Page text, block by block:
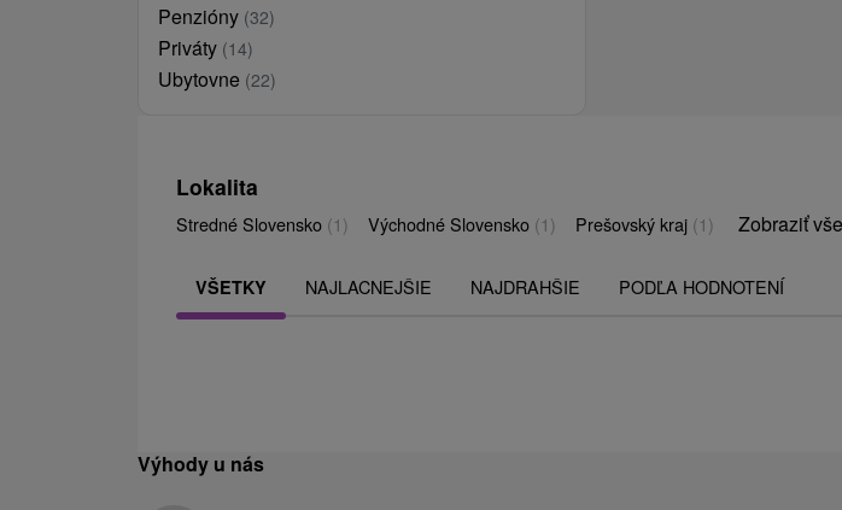
Penzióny (32)
Priváty (14)
Ubytovne (22)
Lokalita
Stredné Slovensko (1) Východné Slovensko (1) Prešovský kraj (1) Zobraziť
VŠETKY NAJLACNEJŠIE NAJDRAHŠIE PODĽA HODNOTENÍ
Výhody u nás